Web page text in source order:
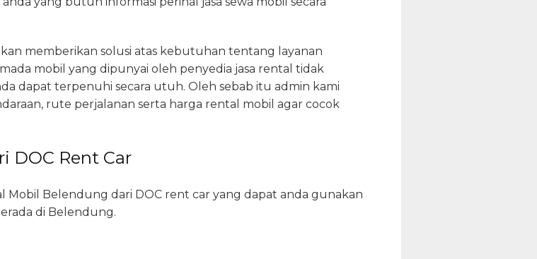
memberikan solusi atas kebutuhan tentang layanan
mobil yang dipunyai oleh penyedia jasa rental tidak
dapat terpenuhi secara utuh. Oleh sebab itu admin kami
rute perjalanan serta harga rental mobil agar cocok
DOC Rent Car
Mobil Belendung dari DOC rent car yang dapat anda gunakan
di Belendung.